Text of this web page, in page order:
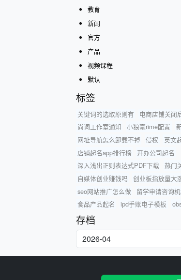
教育
新闻
官方
产品
视频课程
默认
标签
关键词的选取原则有
电商店铺关闭
尚词工作室通知
小狼毫rime配置
网址导航怎么卸载不掉
侵权
英文
店铺起名app排行榜
开办公司起名
深入浅出正则表达式PDF下载
热门
自媒体创业赚钱吗
创业板指放量大
seo网站推广怎么做
留学申请咨询
食品产品起名
ipd手账电子模板
存档